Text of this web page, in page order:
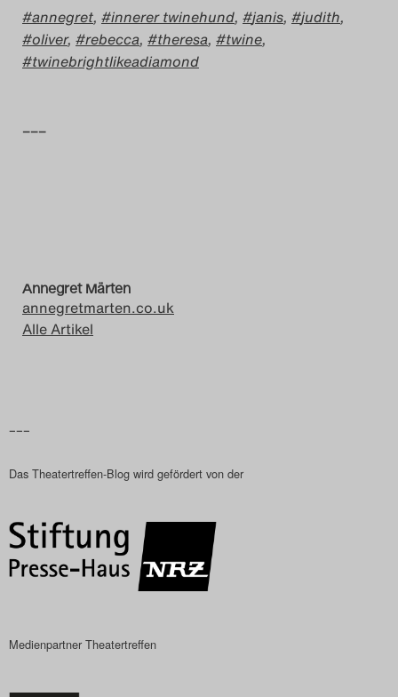
Das Theatertreffen-Blog
2025
annegret, innerer twinehund, janis, judith,
oliver, rebecca, theresa, twine,
twinebrightlikeadiamond
–––
Annegret Märten
annegretmarten.co.uk
Alle Artikel
–––
Das Theatertreffen-Blog wird gefördert von der
Medienpartner Theatertreffen